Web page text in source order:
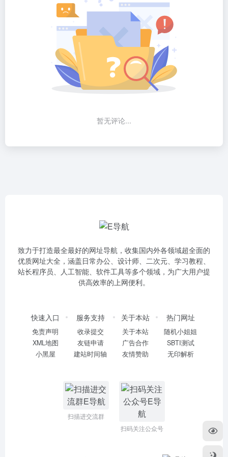
暂无评论...
致力于打造最全最好的网址导航，收集国内外各领域超全面的
优质网址大全，涵盖日常办公、设计师、二次元、学习教程、
站长程序员、人工智能、软件工具等多个领域，为广大用户提
供高效率的上网便利。
快速入口
免责声明
XML地图
小黑屋
服务支持
收录提交
友链申请
建站时间轴
关于本站
关于本站
广告合作
友情赞助
热门网址
随机小姐姐
SBTI测试
无印解析
扫描进交流群
扫码关注公众号